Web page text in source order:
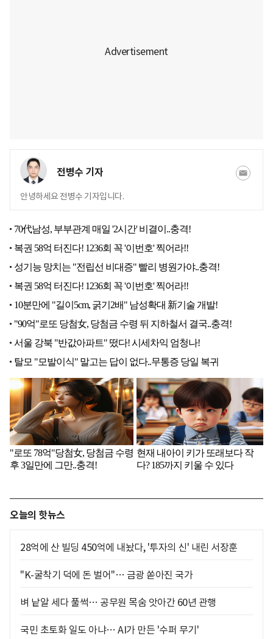
전병수 기자
안녕하세요 전병수 기자입니다.
오늘의 핫뉴스
28억에 산 빌딩 450억에 내놨다, '투자의 신' 내린 서장훈
"K-굴착기 덕에 돈 벌어"… 금광 쏟아진 국가
벼 낱알 세다 풀썩… 공무원 목숨 앗아간 60년 관행
국민 초토화 일도 아냐… AI가 만든 '수퍼 무기'